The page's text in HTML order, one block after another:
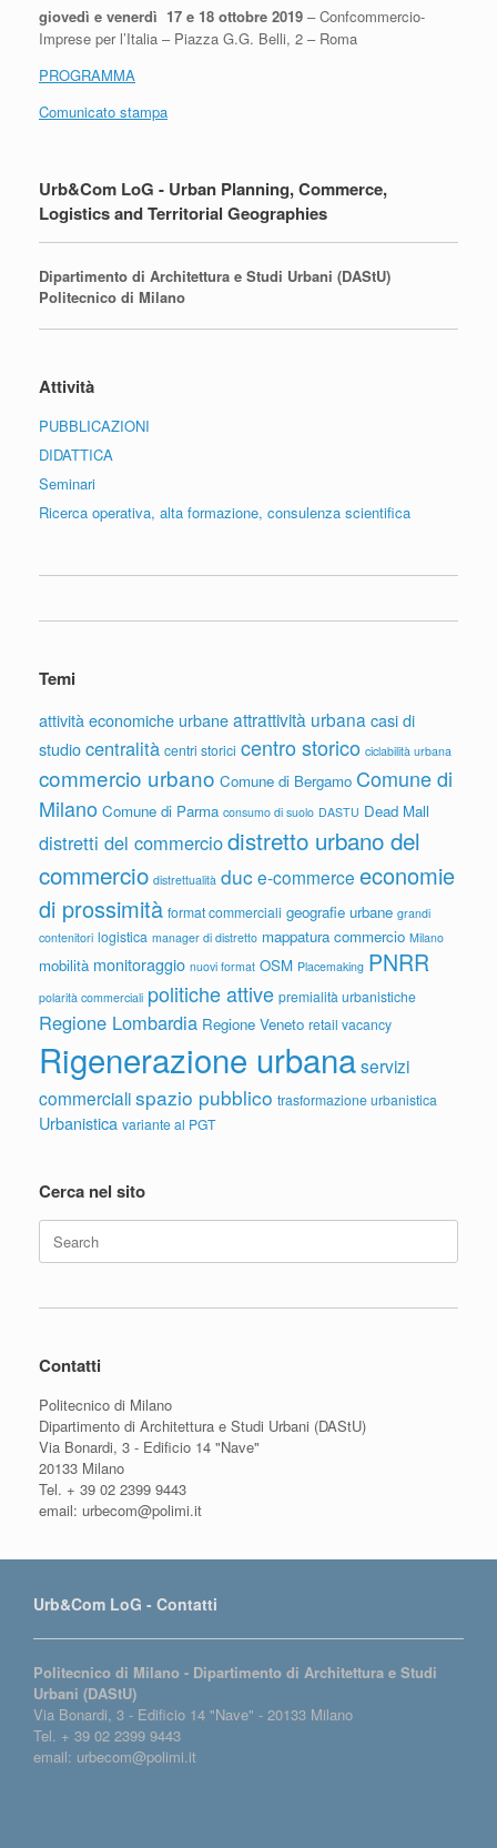
giovedì e venerdì 17 e 18 ottobre 2019 – Confcommercio-
Imprese per l’Italia – Piazza G.G. Belli, 2 – Roma
PROGRAMMA
Comunicato stampa
Urb&Com LoG - Urban Planning, Commerce,
Logistics and Territorial Geographies
Dipartimento di Architettura e Studi Urbani (DAStU)
Politecnico di Milano
Attività
PUBBLICAZIONI
DIDATTICA
Seminari
Ricerca operativa, alta formazione, consulenza scientifica
Temi
attività economiche urbaneattrattività urbana casi di
studiocentralità centri storici centro storico ciclabilità urbana
commercio urbano Comune di Bergamo Comune di
Milano Comune di Parma consumo di suolo DASTU Dead Mall
distretti del commerciodistretto urbano del
commercio distrettualità duc e-commerce economie
di prossimità format commerciali geografie urbane grandi
contenitori logistica manager di distretto mappatura commercio Milano
mobilità monitoraggio nuovi format OSM Placemaking PNRR
polarità commerciali politiche attive premialità urbanistiche
Regione Lombardia Regione Veneto retail vacancy
Rigenerazione urbanaservizi
commercialispazio pubblico trasformazione urbanistica
Urbanistica variante al PGT
Cerca nel sito
Search
for:
Contatti
Politecnico di Milano
Dipartimento di Architettura e Studi Urbani (DAStU)
Via Bonardi, 3 - Edificio 14 "Nave"
20133 Milano
Tel. + 39 02 2399 9443
email: urbecom@polimi.it
Urb&Com LoG - Contatti
Politecnico di Milano - Dipartimento di Architettura e Studi
Urbani (DAStU)
Via Bonardi, 3 - Edificio 14 "Nave" - 20133 Milano
Tel. + 39 02 2399 9443
email: urbecom@polimi.it